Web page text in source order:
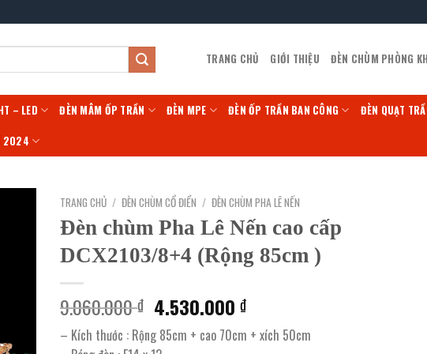
TRANG CHỦ GIỚI THIỆU ĐÈN CHÙM PHÒNG
– LED ĐÈN MÂM ỐP TRẦN ĐÈN MPE ĐÈN ỐP TRẦN BAN CÔNG ĐÈN QUẠT
2024
TRANG CHỦ / ĐÈN CHÙM CỔ ĐIỂN / ĐÈN CHÙM PHA LÊ NẾN
Đèn chùm Pha Lê Nến cao cấp
DCX2103/8+4 (Rộng 85cm )
9.060.000₫ Giá
gốc
là:
4.530.000₫Giá
hiện
tại
– Kích thước : Rộng 85cm + cao 70cm + xích 50cm